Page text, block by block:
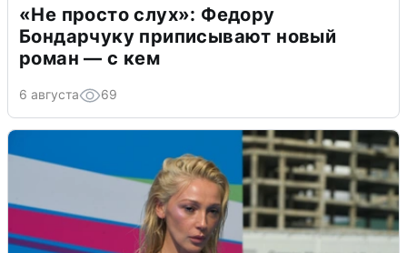
«Не просто слух»: Федору
Бондарчуку приписывают новый
роман — с кем
6 августа 69